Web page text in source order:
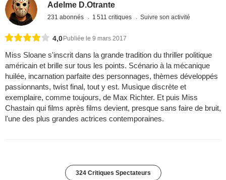
Adelme D.Otrante
231 abonnés 1 511 critiques Suivre son activité
4,0 Publiée le 9 mars 2017
Miss Sloane s'inscrit dans la grande tradition du thriller politique
américain et brille sur tous les points. Scénario à la mécanique
huilée, incarnation parfaite des personnages, thèmes développés
passionnants, twist final, tout y est. Musique discrète et
exemplaire, comme toujours, de Max Richter. Et puis Miss
Chastain qui films après films devient, presque sans faire de bruit,
l'une des plus grandes actrices contemporaines.
324 Critiques Spectateurs